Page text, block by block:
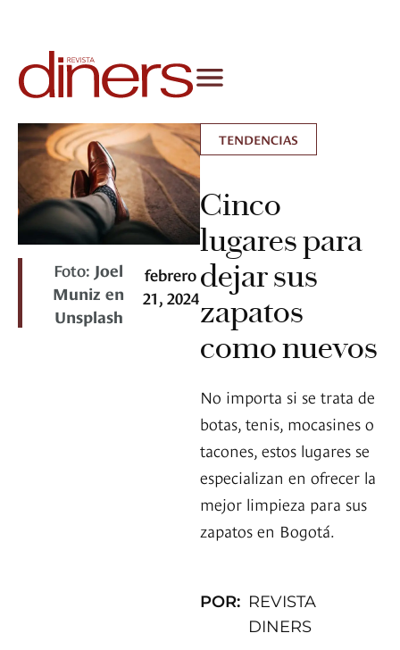
Foto: Joel
Muniz en
Unsplash
febrero
21, 2024
TENDENCIAS
Cinco
lugares para
dejar sus
zapatos
como nuevos
No importa si se trata de
botas, tenis, mocasines o
tacones, estos lugares se
especializan en ofrecer la
mejor limpieza para sus
zapatos en Bogotá.
POR: REVISTA
DINERS